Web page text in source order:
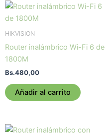
HIKVISION
Router inalámbrico Wi-Fi 6 de
1800M
Bs.480,00
Añadir al carrito